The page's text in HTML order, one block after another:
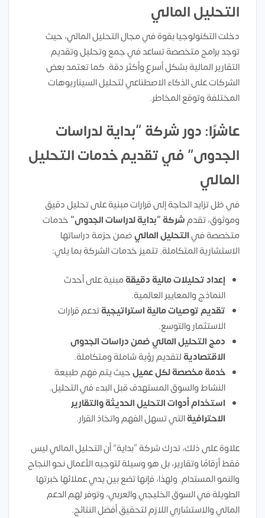
التحليل المالي
دخلت التكنولوجيا بقوة في مجال التحليل المالي، حيث
توجد برامج متخصصة تساعد في جمع وتحليل وتقديم
التقارير المالية بشكل أسرع وأكثر دقة. كما تعتمد بعض
الشركات على الذكاء الاصطناعي لتحليل السيناريوهات
المختلفة وتوقع المخاطر.
عاشرًا: دور شركة “بداية لدراسات
الجدوى” في تقديم خدمات التحليل
المالي
في ظل تزايد الحاجة إلى قرارات مبنية على تحليل دقيق
وموثوق، تقدمشركة “بداية لدراسات الجدوى” خدمات
متخصصة فيالتحليل الماليضمن حزمة دراساتها
الاستشارية المتكاملة. تتميز خدمات الشركة بما يلي:
إعداد تحليلات مالية دقيقةمبنية على أحدث
النماذج والمعايير العالمية.
تقديم توصيات مالية استراتيجيةتدعم قرارات
الاستثمار والتوسع.
دمج التحليل المالي ضمن دراسات الجدوى
الاقتصادية لتقديم رؤية شاملة ومتكاملة.
خدمة مخصصة لكل عميلحيث يتم فهم طبيعة
النشاط والسوق المستهدف قبل البدء في التحليل.
استخدام أدوات التحليل الحديثة والتقارير
الاحترافيةالتي تسهل الفهم واتخاذ القرار.
علاوة على ذلك، تدرك شركة “بداية” أن التحليل المالي ليس
فقط أرقامًا وتقارير، بل هو وسيلة لتوجيه الأعمال نحو النجاح
والنمو المستدام. ولهذا، فإنها تضع بين يدي عملائها خبرتها
الطويلة في السوق الخليجي والعربي، وتوفر لهم الدعم
المالي والاستشاري اللازم لتحقيق أفضل النتائج.